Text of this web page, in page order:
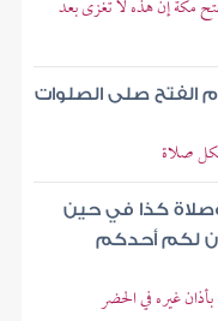
مكة إن هذه لا تغزى بعد
الفتح صلى الصلوات
صلاة
كذا في حين
لكم أحدكم
غيره في الحضر